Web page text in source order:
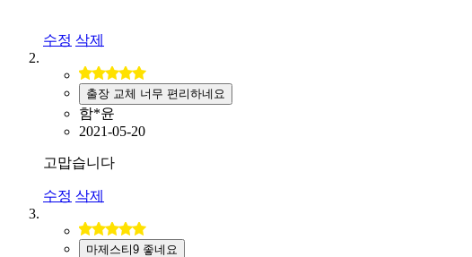
수정 삭제
출장 교체 너무 편리하네요
함*윤
2021-05-20
고맙습니다
수정 삭제
마제스티9 좋네요